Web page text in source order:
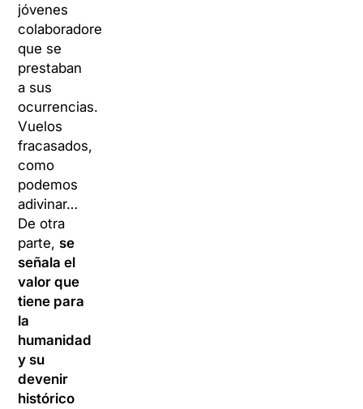
jóvenes
colaboradores
que se
prestaban
a sus
ocurrencias.
Vuelos
fracasados,
como
podemos
adivinar…
De otra
parte,se
señala el
valor que
tiene para
la
humanidad
y su
devenir
histórico